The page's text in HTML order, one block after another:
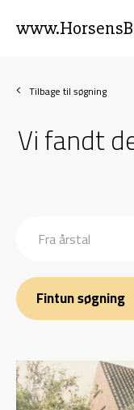
Tilbage til søgning
Vi fandt
Fintun søgning